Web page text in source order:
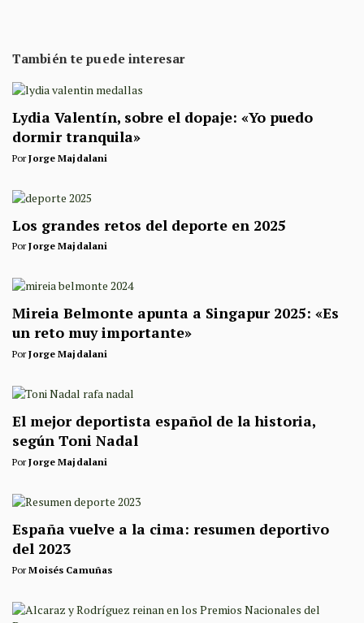
También te puede interesar
Lydia Valentín, sobre el dopaje: «Yo puedo
dormir tranquila»
PorJorge Majdalani
Los grandes retos del deporte en 2025
PorJorge Majdalani
Mireia Belmonte apunta a Singapur 2025: «Es
un reto muy importante»
PorJorge Majdalani
El mejor deportista español de la historia,
según Toni Nadal
PorJorge Majdalani
España vuelve a la cima: resumen deportivo
del 2023
PorMoisés Camuñas